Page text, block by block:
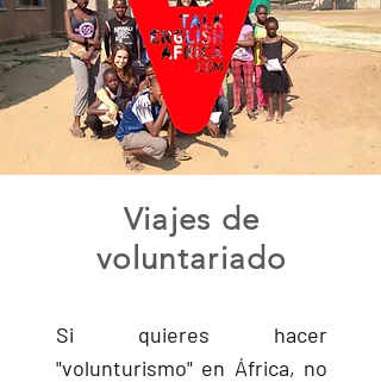
Viajes de
voluntariado
Si quieres hacer
"volunturismo" en África, no